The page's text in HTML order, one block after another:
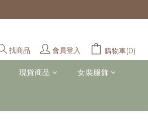
找商品 會員登入 購物車(0)
現貨商品 女裝服飾